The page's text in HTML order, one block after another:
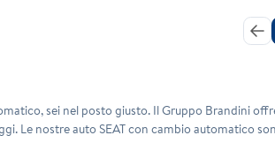
sei nel posto giusto. Il Gruppo Brandini
Le nostre auto SEAT con cambio automatico